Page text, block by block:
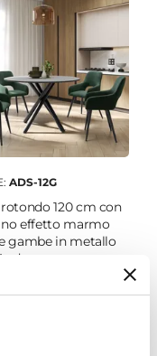
ADS-12G
120 cm con
effetto marmo
gambe in metallo